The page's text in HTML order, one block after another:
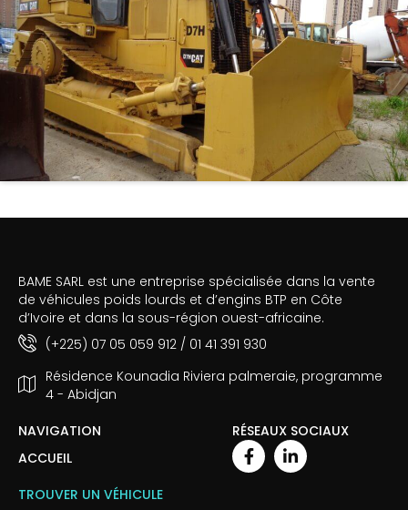
BAME SARL est une entreprise spécialisée dans la vente
de véhicules poids lourds et d’engins BTP en Côte
d’Ivoire et dans la sous-région ouest-africaine.
(+225) 07 05 059 912 / 01 41 391 930
Résidence Kounadia Riviera palmeraie, programme
4 - Abidjan
NAVIGATION
ACCUEIL
TROUVER UN VÉHICULE
RÉSEAUX SOCIAUX